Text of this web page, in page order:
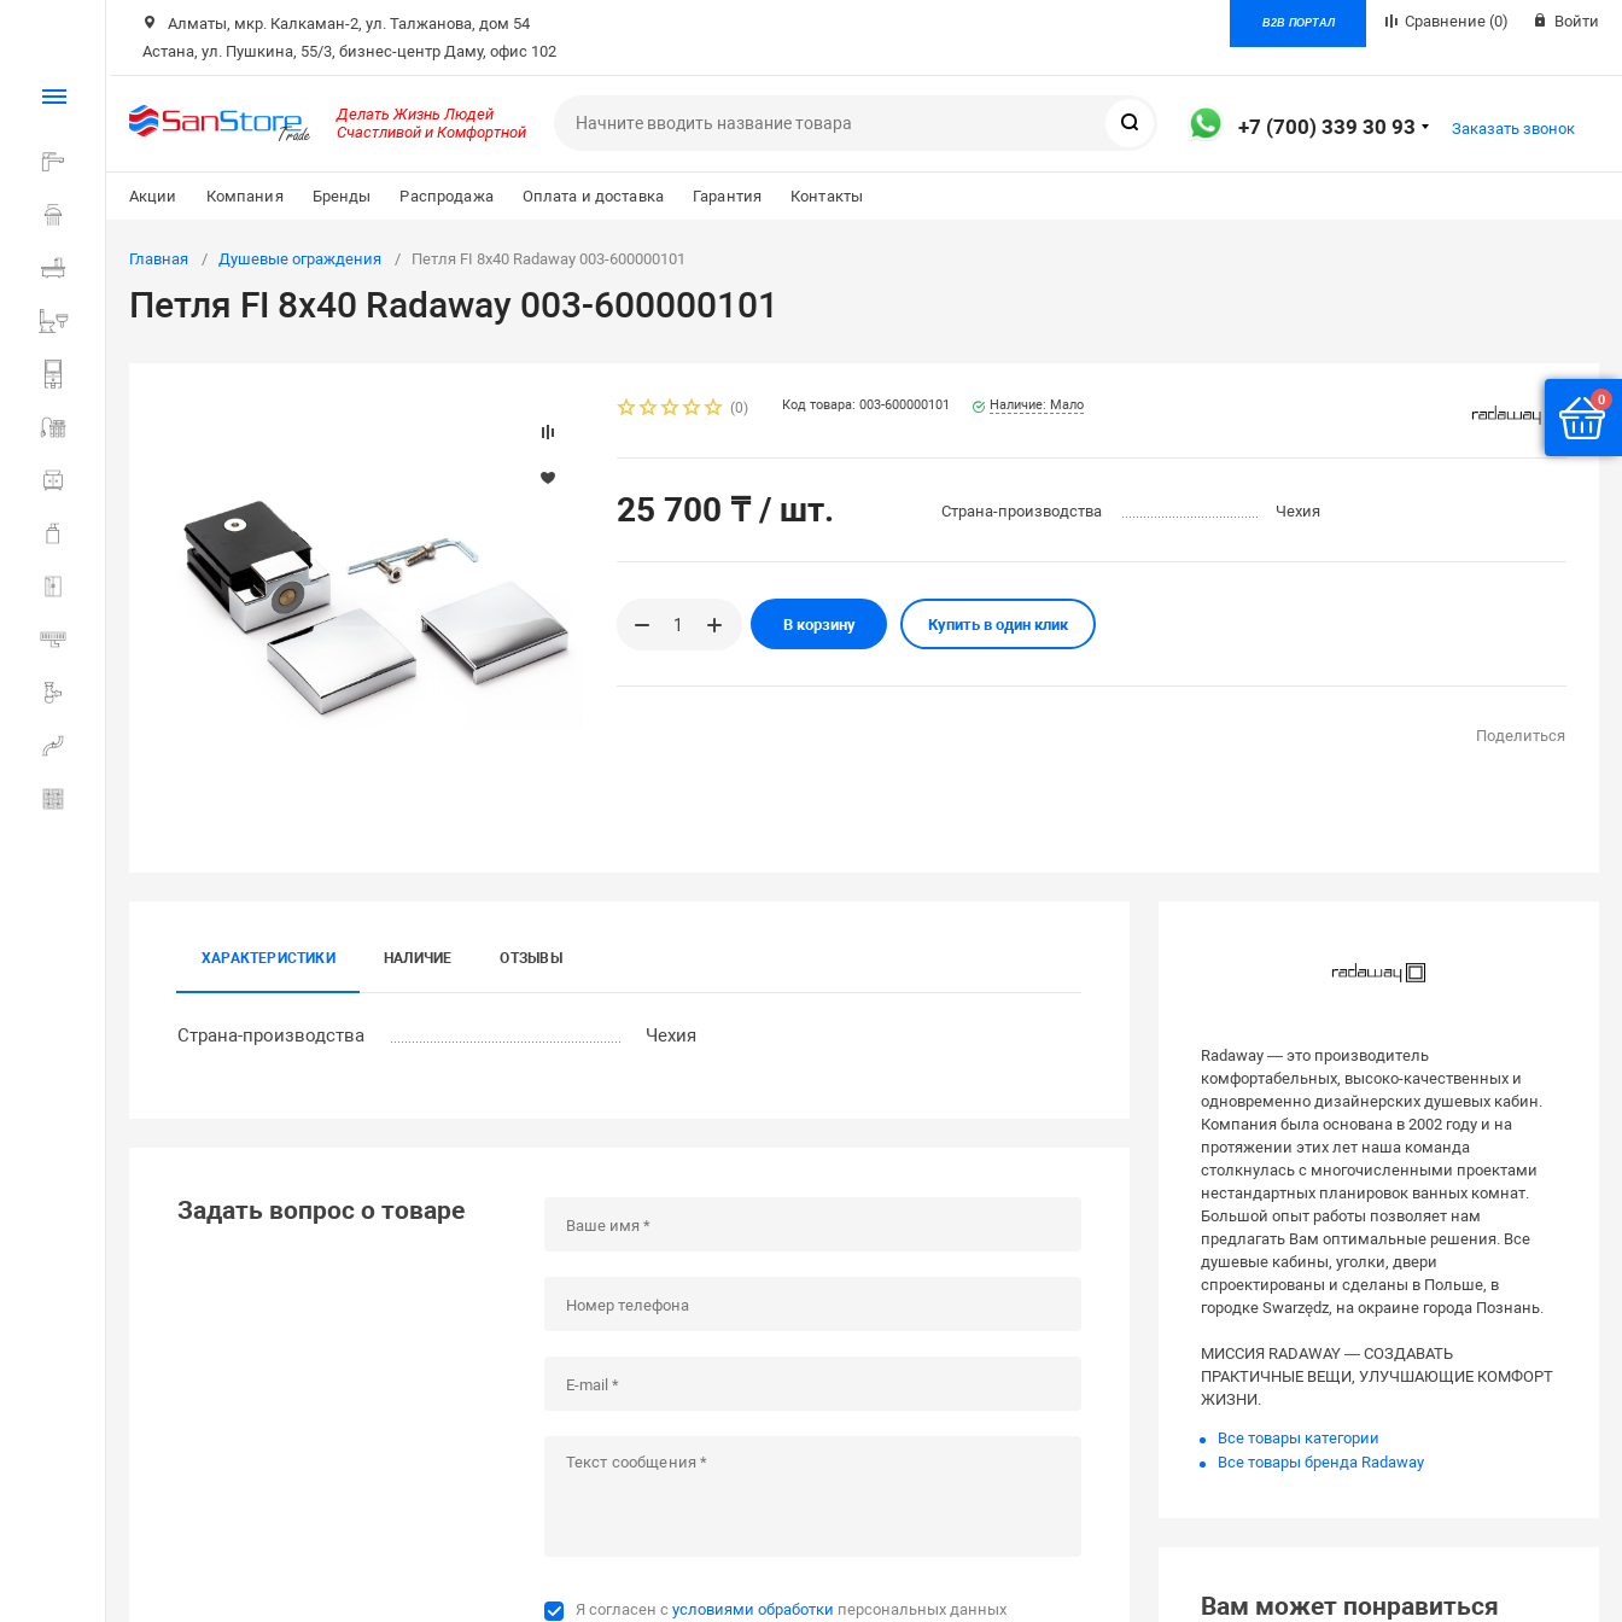
Алматы, мкр. Калкаман-2, ул. Талжанова, дом 54
Астана, ул. Пушкина, 55/3, бизнес-центр Даму, офис 102
B2B ПОРТАЛ Сравнение (0) Войти
Делать Жизнь Людей
Счастливой и Комфортной
+7 (700) 339 30 93 Заказать звонок
Акции Компания Бренды Распродажа Оплата и доставка Гарантия Контакты
Ванна
Санитарная керамика
Аксессуары для ванной
Душевые ограждения
Трапы водоотводящие
Сливная и смывная арматура
Главная Душевые ограждения Петля FI 8х40 Radaway 003-600000101
Петля FI 8х40 Radaway 003-600000101
(0) Код товара: 003-600000101 Наличие: Мало
25 700 ₸/ шт. Страна-производства Чехия
В корзину Купить в один клик
Поделиться
ХАРАКТЕРИСТИКИ НАЛИЧИЕ ОТЗЫВЫ
Страна-производства Чехия
Задать вопрос о товаре
Я согласен с условиями обработки персональных данных
Radaway — это производитель
комфортабельных, высоко-качественных и
одновременно дизайнерских душевых кабин.
Компания была основана в 2002 году и на
протяжении этих лет наша команда
столкнулась с многочисленными проектами
нестандартных планировок ванных комнат.
Большой опыт работы позволяет нам
предлагать Вам оптимальные решения. Все
душевые кабины, уголки, двери
спроектированы и сделаны в Польше, в
городке Swarzędz, на окраине города Познань.
МИССИЯ RADAWAY — СОЗДАВАТЬ
ПРАКТИЧНЫЕ ВЕЩИ, УЛУЧШАЮЩИЕ КОМФОРТ
ЖИЗНИ.
Все товары категории
Все товары бренда Radaway
Вам может понравиться
0